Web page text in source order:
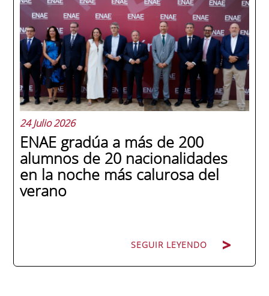
24 Julio 2026
ENAE gradúa a más de 200
alumnos de 20 nacionalidades
en la noche más calurosa del
verano
SEGUIR LEYENDO